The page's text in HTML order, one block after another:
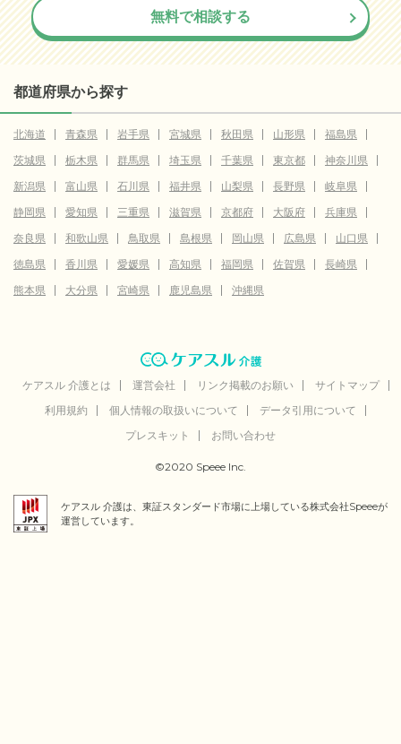
無料で相談する
都道府県から探す
北海道 青森県 岩手県 宮城県 秋田県 山形県
福島県
茨城県
栃木県 群馬県 埼玉県 千葉県 東京都
神奈川県
新潟県
富山県 石川県 福井県 山梨県 長野県
岐阜県
静岡県
愛知県 三重県 滋賀県 京都府 大阪府
兵庫県
奈良県
和歌山県 鳥取県 島根県 岡山県 広島県
山口県
徳島県
香川県 愛媛県 高知県 福岡県 佐賀県
長崎県
熊本県
大分県 宮崎県 鹿児島県 沖縄県
ケアスル 介護とは 運営会社 リンク掲載のお願い
サイトマップ
利用規約
個人情報の取扱いについて
データ引用について
プレスキット
お問い合わせ
©2020 Speee Inc.
ケアスル 介護は、東証スタンダード市場に上場している株式会社Speeeが
運営しています。